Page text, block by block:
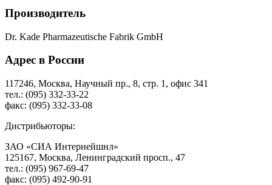
Производитель
Dr. Kade Pharmazeutische Fabrik GmbH
Адрес в России
117246, Москва, Научный пр., 8, стр. 1, офис 341
тел.: (095) 332-33-22
факс: (095) 332-33-08
Дистрибьюторы:
ЗАО «СИА Интернейшнл»
125167, Москва, Ленинградский просп., 47
тел.: (095) 967-69-47
факс: (095) 492-90-91